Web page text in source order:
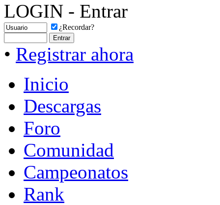
LOGIN - Entrar
¿Recordar?
• Registrar ahora
Inicio
Descargas
Foro
Comunidad
Campeonatos
Rank